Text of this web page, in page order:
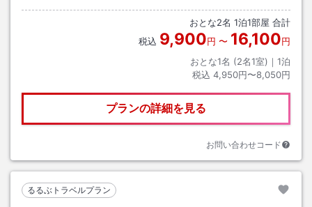
おとな2名 1泊1部屋 合計
税込 9,900円 〜 16,100円
おとな1名 (2名1室)｜ 1泊
税込 4,950円〜8,050円
プランの詳細を見る
お問い合わせコード
るるぶトラベルプラン